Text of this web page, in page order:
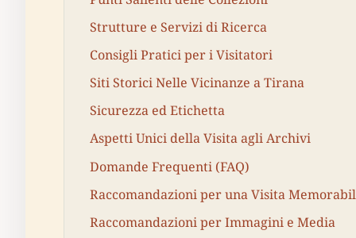
Strutture e Servizi di Ricerca
Consigli Pratici per i Visitatori
Siti Storici Nelle Vicinanze a Tirana
Sicurezza ed Etichetta
Aspetti Unici della Visita agli Archivi
Domande Frequenti (FAQ)
Raccomandazioni per una Visita
Raccomandazioni per Immagini e Media